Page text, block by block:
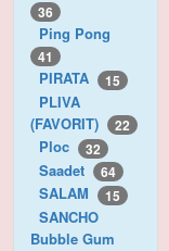
36
Ping Pong
41
PIRATA 15
PLIVA
(FAVORIT)
22
Ploc 32
Saadet 64
SALAM 15
SANCHO
Bubble Gum